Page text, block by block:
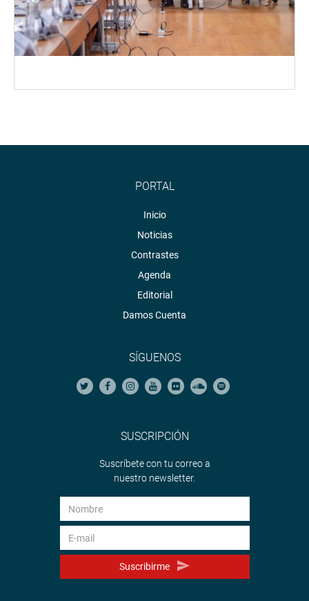
PORTAL
Inicio
Noticias
Contrastes
Agenda
Editorial
Damos Cuenta
SÍGUENOS
SUSCRIPCIÓN
Suscríbete con tu correo a
nuestro newsletter.
Suscribirme